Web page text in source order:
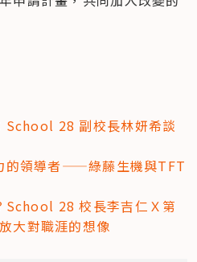
School 28 副校長林妍希談
的領導者——綠藤生機與TFT
School 28 校長李吉仁Ｘ第
大對職涯的想像